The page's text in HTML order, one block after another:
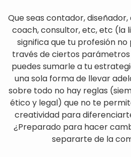
Que seas contador,
coach, consultor, etc, etc (la
significa que tu profesión
través de ciertos parámetros
puedes sumarle a tu
una sola forma de llevar
sobre todo no hay reglas
ético y legal) que no te
creatividad para
¿Preparado para hacer
separarte de la